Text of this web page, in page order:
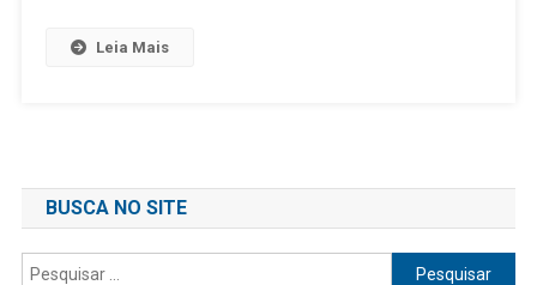
Leia Mais
BUSCA NO SITE
Pesquisar